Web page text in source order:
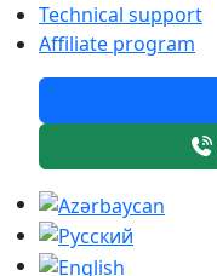
Technical support
Affiliate program